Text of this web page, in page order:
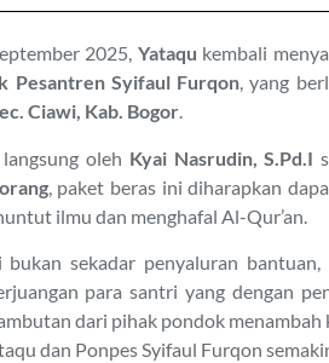
2025, Yataqu kembali
Pesantren Syifaul Furqon, yang
Ciawi, Kab. Bogor.
oleh Kyai Nasrudin, S.Pd.I
, paket beras ini diharapkan
ilmu dan menghafal Al-Qur’an.
sekadar penyaluran
para santri yang dengan
dari pihak pondok
dan Ponpes Syifaul Furqon